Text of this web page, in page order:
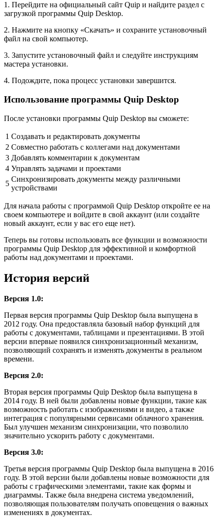
1. Перейдите на официальный сайт Quip и найдите раздел с
загрузкой программы Quip Desktop.
2. Нажмите на кнопку «Скачать» и сохраните установочный
файл на свой компьютер.
3. Запустите установочный файл и следуйте инструкциям
мастера установки.
4. Подождите, пока процесс установки завершится.
Использование программы Quip Desktop
После установки программы Quip Desktop вы сможете:
1 Создавать и редактировать документы
2 Совместно работать с коллегами над документами
3 Добавлять комментарии к документам
4 Управлять задачами и проектами
5
Синхронизировать документы между различными
устройствами
Для начала работы с программой Quip Desktop откройте ее на
своем компьютере и войдите в свой аккаунт (или создайте
новый аккаунт, если у вас его еще нет).
Теперь вы готовы использовать все функции и возможности
программы Quip Desktop для эффективной и комфортной
работы над документами и проектами.
История версий
Версия 1.0:
Первая версия программы Quip Desktop была выпущена в
2012 году. Она предоставляла базовый набор функций для
работы с документами, таблицами и презентациями. В этой
версии впервые появился синхронизационный механизм,
позволяющий сохранять и изменять документы в реальном
времени.
Версия 2.0:
Вторая версия программы Quip Desktop была выпущена в
2014 году. В ней были добавлены новые функции, такие как
возможность работать с изображениями и видео, а также
интеграция с популярными сервисами облачного хранения.
Был улучшен механизм синхронизации, что позволило
значительно ускорить работу с документами.
Версия 3.0:
Третья версия программы Quip Desktop была выпущена в 2016
году. В этой версии были добавлены новые возможности для
работы с графическими элементами, такие как формы и
диаграммы. Также была внедрена система уведомлений,
позволяющая пользователям получать оповещения о важных
изменениях в документах.